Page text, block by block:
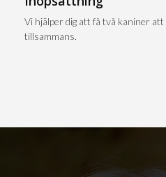
Vi hjälper dig att få två kaniner
tillsammans.